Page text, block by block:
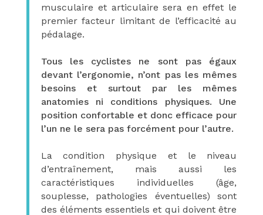
musculaire et articulaire sera en effet le
premier facteur limitant de l’efficacité au
pédalage.
Tous les cyclistes ne sont pas égaux
devant l’ergonomie, n’ont pas les mêmes
besoins et surtout par les mêmes
anatomies ni conditions physiques. Une
position confortable et donc efficace pour
l’un ne le sera pas forcément pour l’autre.
La condition physique et le niveau
d’entraînement, mais aussi les
caractéristiques individuelles (âge,
souplesse, pathologies éventuelles) sont
des éléments essentiels et qui doivent être